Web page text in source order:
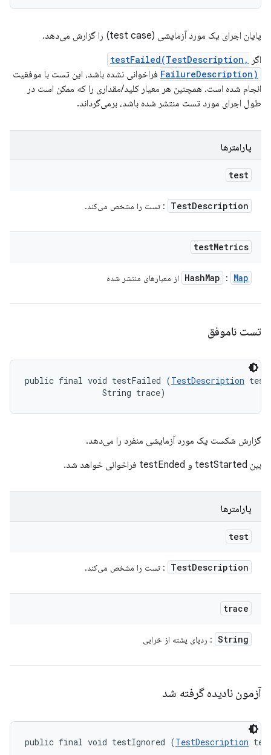
پایان اجرای یک مورد آزمایشی (test case) را گزارش می‌دهد.
اگر testFailed(TestDescription,
FailureDescription) فراخوانی نشده باشد، این تست با موفقیت
انجام شده است. همچنین هر معیار کلید/مقداری را که ممکن است در
طول اجرای مورد تست منتشر شده باشد، برمی‌گرداند.
پارامترها
test
TestDescription : تست را مشخص می‌کند.
testMetrics
HashMap : Map از معیارهای منتشر شده
تست ناموفق
public final void testFailed (TestDescription
                String trace)
گزارش شکست یک مورد آزمایشی منفرد را می‌دهد.
بین testStarted و testEnded فراخوانی خواهد شد.
پارامترها
test
TestDescription : تست را مشخص می‌کند.
trace
String : ردپای پشته از خرابی
آزمون نادیده گرفته شد
public final void testIgnored (TestDescription